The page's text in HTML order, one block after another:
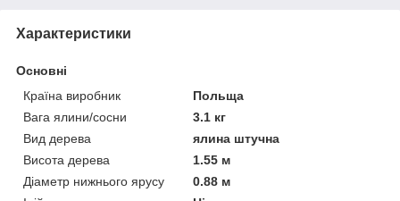
Характеристики
Основні
Країна виробник
Польща
Вага ялини/сосни
3.1 кг
Вид дерева
ялина штучна
Висота дерева
1.55 м
Діаметр нижнього ярусу
0.88 м